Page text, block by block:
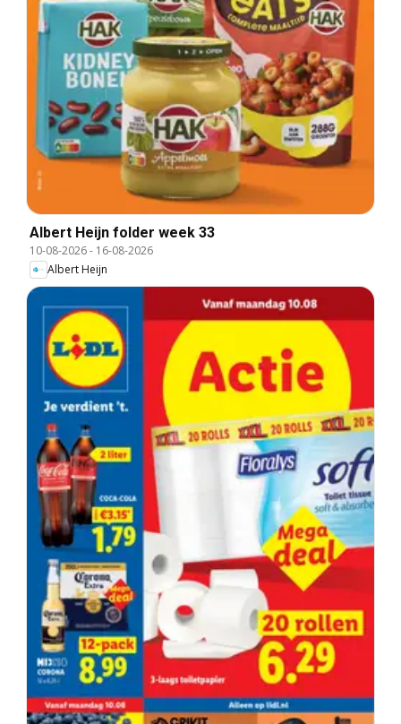
Albert Heijn folder week 33
10-08-2026- 16-08-2026
Albert Heijn